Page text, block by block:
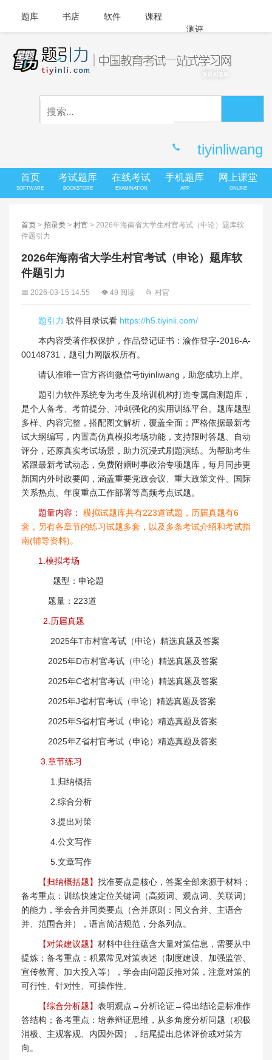
题库 书店 软件
课程
测评
APP下载
tiyinliwang
首页
SOFTWARE
考试题库
BOOKSTORE
在线考试
EXAMINATION
手机题库
APP
网上课堂
ONLINE
首页 > 招录类 > 村官 > 2026年海南省大学生村官考试（申论）题库软
件题引力
2026年海南省大学生村官考试（申论）题库软
件题引力
📅 2026-03-15 14:55 👁 49 阅读 📂 村官
题引力 软件目录试看 https://h5.tiyinli.com/
本内容受著作权保护，作品登记证书：渝作登字-2016-A-
00148731，题引力网版权所有。
请认准唯一官方咨询微信号tiyinliwang，助您成功上岸。
题引力软件系统专为考生及培训机构打造专属自测题库，
是个人备考、考前提分、冲刺强化的实用训练平台。题库题型
多样、内容完整，搭配图文解析，覆盖全面；严格依据最新考
试大纲编写，内置高仿真模拟考场功能，支持限时答题、自动
评分，还原真实考试场景，助力沉浸式刷题演练。为帮助考生
紧跟最新考试动态，免费附赠时事政治专项题库，每月同步更
新国内外时政要闻，涵盖重要党政会议、重大政策文件、国际
关系热点、年度重点工作部署等高频考点试题。
题量内容： 模拟试题库共有223道试题，历届真题有6
套，另有各章节的练习试题多套，以及多条考试介绍和考试指
南(辅导资料)。
1.模拟考场
题型：申论题
题量：223道
2.历届真题
2025年T市村官考试（申论）精选真题及答案
2025年D市村官考试（申论）精选真题及答案
2025年C省村官考试（申论）精选真题及答案
2025年J省村官考试（申论）精选真题及答案
2025年S省村官考试（申论）精选真题及答案
2025年Z省村官考试（申论）精选真题及答案
3.章节练习
1.归纳概括
2.综合分析
3.提出对策
4.公文写作
5.文章写作
【归纳概括题】 找准要点是核心，答案全部来源于材料；
备考重点：训练快速定位关键词（高频词、观点词、关联词）
的能力，学会合并同类要点（合并原则：同义合并、主语合
并、范围合并），语言简洁规范，分条列点。
【对策建议题】 材料中往往蕴含大量对策信息，需要从中
提炼；备考重点：积累常见对策表述（制度建设、加强监管、
宣传教育、加大投入等），学会由问题反推对策，注意对策的
可行性、针对性、可操作性。
【综合分析题】 表明观点→分析论证→得出结论是标准作
答结构；备考重点：培养辩证思维，从多角度分析问题（积极
消极、主观客观、内因外因），结尾提出总体评价或对策方
向。